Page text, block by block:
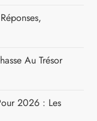
Au Trésor
2026 : Les